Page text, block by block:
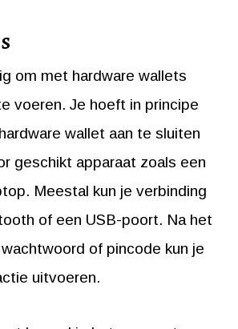
om met hardware wallets
voeren. Je hoeft in principe
wallet aan te sluiten
geschikt apparaat zoals een
Meestal kun je verbinding
of een USB-poort. Na het
of pincode kun je
uitvoeren.